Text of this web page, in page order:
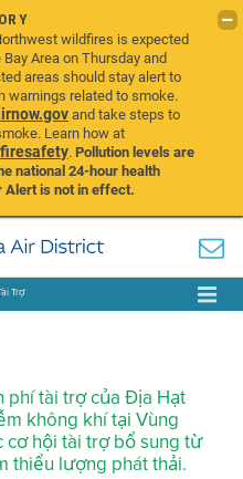
wildfires is expected
Area on Thursday and
areas should stay alert to
warnings related to smoke.
and take steps to
Learn how at
.Pollution levels are
national 24-hour health
Alert is not in effect.
Trợ
phí tài trợ của Địa Hạt
không khí tại Vùng
cơ hội tài trợ bổ sung từ
thiểu lượng phát thải.